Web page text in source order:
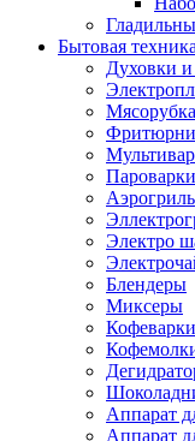
Бытовая техника
Духовки
Мясорубка
Пароварки
Аэрогриль
Электро
Блендеры
Миксеры
Кофеварки
Аппарат
Аппарат